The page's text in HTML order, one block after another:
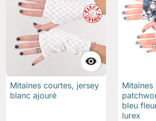

Mitaines courtes, jersey
blanc ajouré
Mitaines
bleu
lurex